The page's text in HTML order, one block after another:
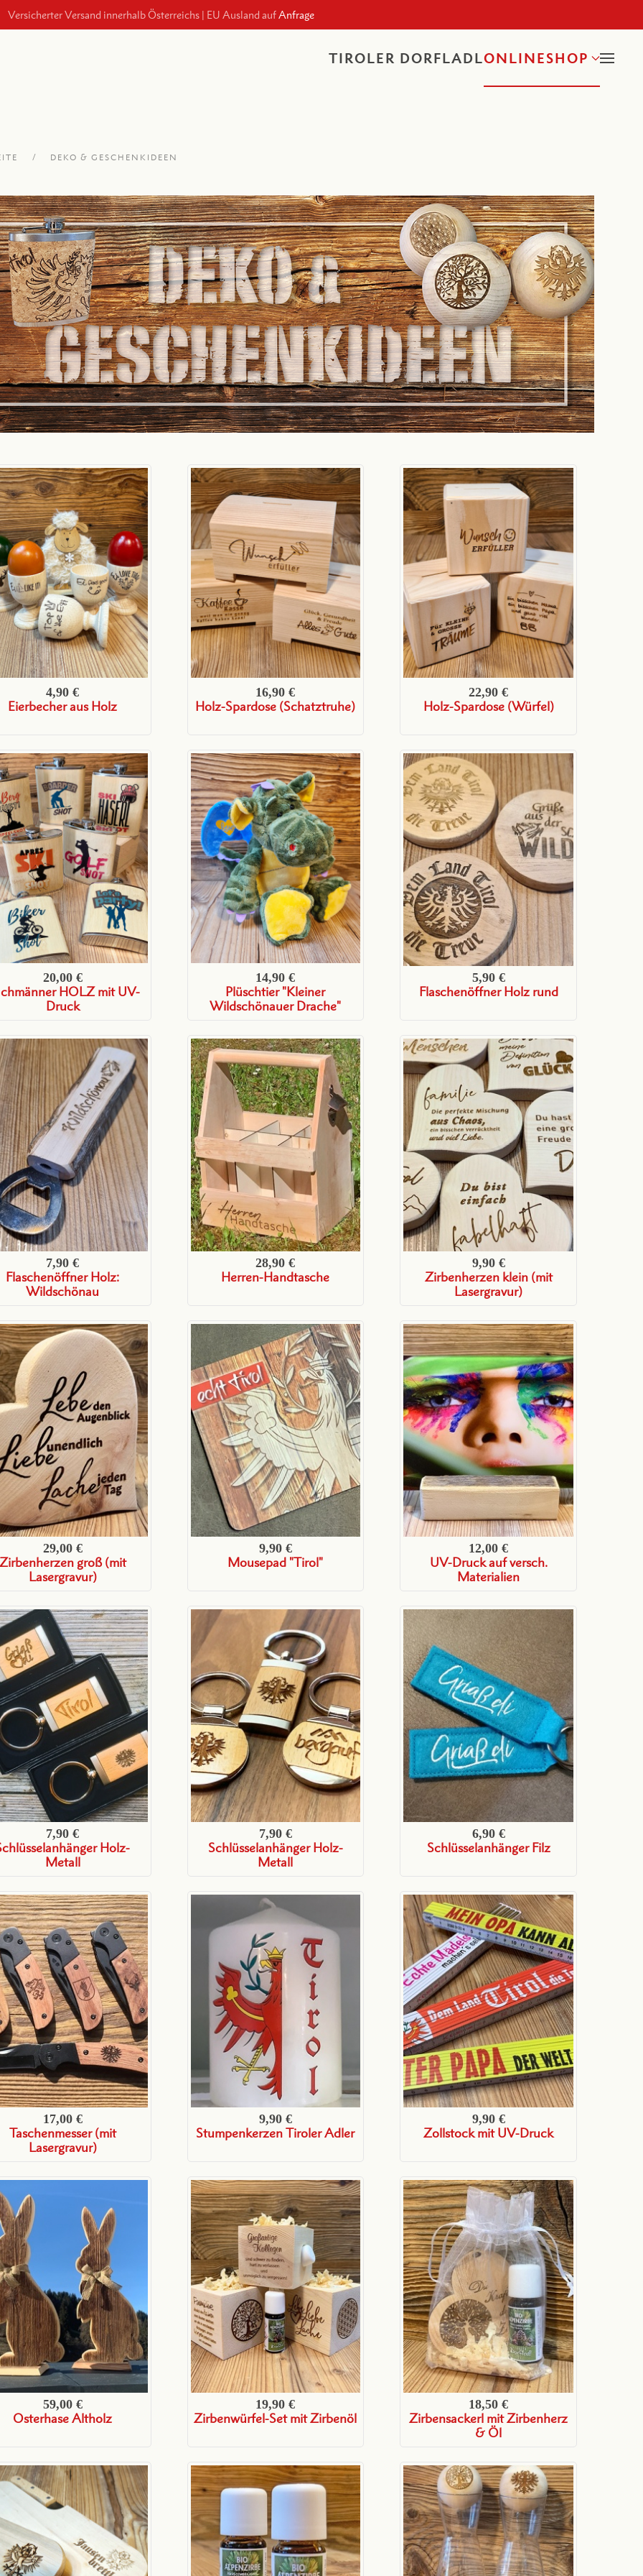
Versicherter Versand innerhalb Österreichs | EU Ausland aufAnfrage
TIROLER DORFLADLONLINESHOP
ZUM ARTIKEL
DEKO & GESCHENKIDEEN
4,90 €
Eierbecher aus Holz
16,90 €
Holz-Spardose (Schatztruhe)
22,90 €
Holz-Spardose (Würfel)
20,00 €
HOLZ mit UV-
Druck
14,90 €
Plüschtier "Kleiner
Wildschönauer Drache"
5,90 €
Flaschenöffner Holz rund
7,90 €
Flaschenöffner Holz:
Wildschönau
28,90 €
Herren-Handtasche
9,90 €
Zirbenherzen klein (mit
Lasergravur)
29,00 €
groß (mit
Lasergravur)
9,90 €
Mousepad "Tirol"
12,00 €
UV-Druck auf versch.
Materialien
7,90 €
Holz-
Metall
7,90 €
Schlüsselanhänger Holz-
Metall
6,90 €
Schlüsselanhänger Filz
17,00 €
Taschenmesser (mit
Lasergravur)
9,90 €
Stumpenkerzen Tiroler Adler
9,90 €
Zollstock mit UV-Druck
59,00 €
Osterhase Altholz
19,90 €
Zirbenwürfel-Set mit Zirbenöl
18,50 €
Zirbensackerl mit Zirbenherz
& Öl